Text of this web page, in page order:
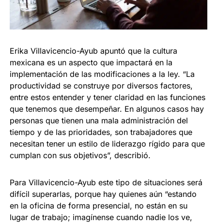
Erika Villavicencio-Ayub apuntó que la cultura
mexicana es un aspecto que impactará en la
implementación de las modificaciones a la ley. “La
productividad se construye por diversos factores,
entre estos entender y tener claridad en las funciones
que tenemos que desempeñar. En algunos casos hay
personas que tienen una mala administración del
tiempo y de las prioridades, son trabajadores que
necesitan tener un estilo de liderazgo rígido para que
cumplan con sus objetivos”, describió.
Para Villavicencio-Ayub este tipo de situaciones será
difícil superarlas, porque hay quienes aún “estando
en la oficina de forma presencial, no están en su
lugar de trabajo; imagínense cuando nadie los ve,